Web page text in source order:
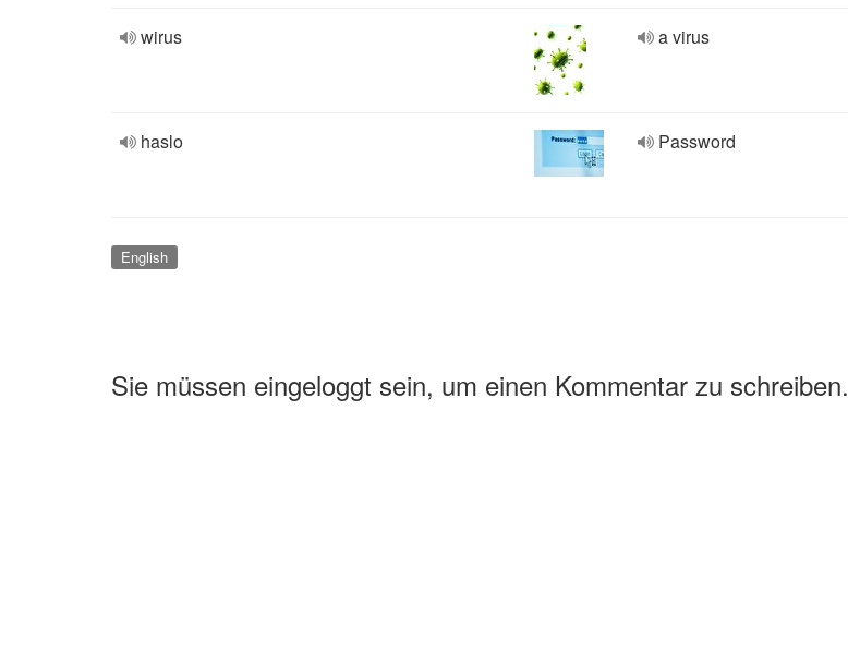
wirus a virus
haslo Password
English
Sie müssen eingeloggt sein, um einen Kommentar zu schreiben.